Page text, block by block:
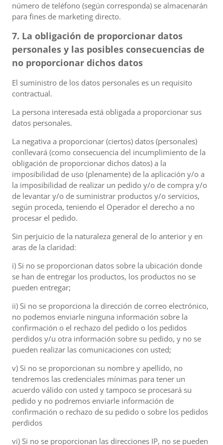
número de teléfono (según corresponda) se almacenarán
para fines de marketing directo.
7. La obligación de proporcionar datos
personales y las posibles consecuencias de
no proporcionar dichos datos
El suministro de los datos personales es un requisito
contractual.
La persona interesada está obligada a proporcionar sus
datos personales.
La negativa a proporcionar (ciertos) datos (personales)
conllevará (como consecuencia del incumplimiento de la
obligación de proporcionar dichos datos) a la
imposibilidad de uso (plenamente) de la aplicación y/o a
la imposibilidad de realizar un pedido y/o de compra y/o
de levantar y/o de suministrar productos y/o servicios,
según proceda, teniendo el Operador el derecho a no
procesar el pedido.
Sin perjuicio de la naturaleza general de lo anterior y en
aras de la claridad:
i) Si no se proporcionan datos sobre la ubicación donde
se han de entregar los productos, los productos no se
pueden entregar;
ii) Si no se proporciona la dirección de correo electrónico,
no podemos enviarle ninguna información sobre la
confirmación o el rechazo del pedido o los pedidos
perdidos y/u otra información sobre su pedido, y no se
pueden realizar las comunicaciones con usted;
v) Si no se proporcionan su nombre y apellido, no
tendremos las credenciales mínimas para tener un
acuerdo válido con usted y tampoco se procesará su
pedido y no podremos enviarle información de
confirmación o rechazo de su pedido o sobre los pedidos
perdidos
vi) Si no se proporcionan las direcciones IP, no se pueden